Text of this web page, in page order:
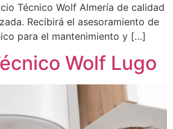
Técnico Wolf Almería de calidad
Recibirá el asesoramiento de
para el mantenimiento y […]
Wolf Lugo